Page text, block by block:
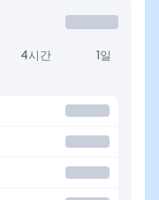
4시간 1일